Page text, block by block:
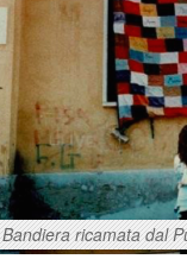
Bandiera ricamata dal